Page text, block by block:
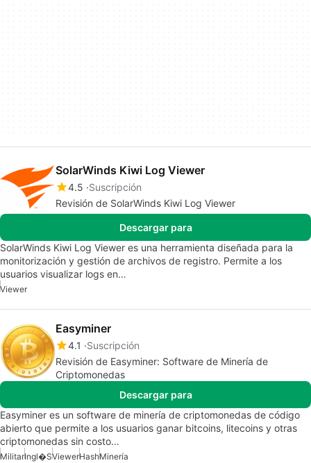
SolarWinds Kiwi Log Viewer
4.5 Suscripción
Revisión de SolarWinds Kiwi Log Viewer
Descargar para
SolarWinds Kiwi Log Viewer es una herramienta diseñada para la
monitorización y gestión de archivos de registro. Permite a los
usuarios visualizar logs en…
Viewer
Easyminer
4.1
Suscripción
Revisión de Easyminer: Software de Minería de
Criptomonedas
Descargar para
Easyminer es un software de minería de criptomonedas de código
abierto que permite a los usuarios ganar bitcoins, litecoins y otras
criptomonedas sin costo…
MilitarIngl�sViewerHashMinería